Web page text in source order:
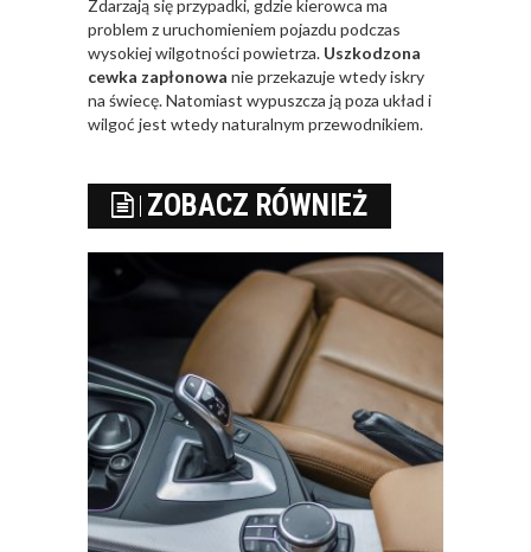
Zdarzają się przypadki, gdzie kierowca ma
problem z uruchomieniem pojazdu podczas
wysokiej wilgotności powietrza. Uszkodzona
cewka zapłonowa nie przekazuje wtedy iskry
na świecę. Natomiast wypuszcza ją poza układ i
wilgoć jest wtedy naturalnym przewodnikiem.
ZOBACZ RÓWNIEŻ